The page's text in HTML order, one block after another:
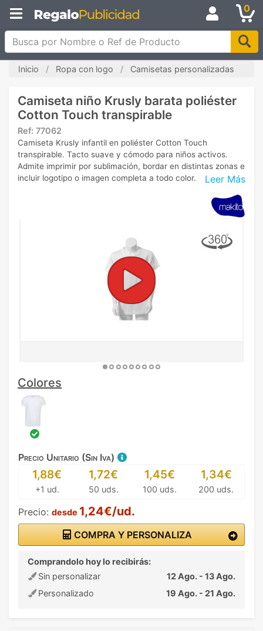
0
Busca por Nombre o Ref de Producto
Inicio Ropa con logo Camisetas personalizadas
Camiseta niño Krusly barata poliéster
Cotton Touch transpirable
Ref: 77062
Leer Más
Camiseta Krusly infantil en poliéster Cotton Touch
transpirable. Tacto suave y cómodo para niños activos.
Admite imprimir por sublimación, bordar en distintas zonas e
incluir logotipo o imagen completa a todo color.
Colores
Precio Unitario (Sin Iva)
1,88€
+1 ud.
1,72€
50 uds.
1,45€
100 uds.
1,34€
200 uds.
Precio: desde 1,24€/ud.
COMPRA Y PERSONALIZA
Comprandolo hoy lo recibirás:
Sin personalizar
12 Ago. - 13 Ago.
Personalizado
19 Ago. - 21 Ago.